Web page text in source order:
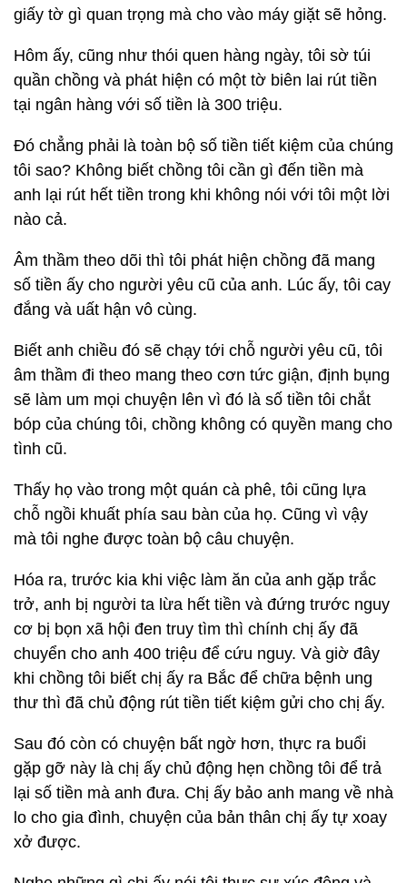
giấy tờ gì quan trọng mà cho vào máy giặt sẽ hỏng.
Hôm ấy, cũng như thói quen hàng ngày, tôi sờ túi
quần chồng và phát hiện có một tờ biên lai rút tiền
tại ngân hàng với số tiền là 300 triệu.
Đó chẳng phải là toàn bộ số tiền tiết kiệm của chúng
tôi sao? Không biết chồng tôi cần gì đến tiền mà
anh lại rút hết tiền trong khi không nói với tôi một lời
nào cả.
Âm thầm theo dõi thì tôi phát hiện chồng đã mang
số tiền ấy cho người yêu cũ của anh. Lúc ấy, tôi cay
đắng và uất hận vô cùng.
Biết anh chiều đó sẽ chạy tới chỗ người yêu cũ, tôi
âm thầm đi theo mang theo cơn tức giận, định bụng
sẽ làm um mọi chuyện lên vì đó là số tiền tôi chắt
bóp của chúng tôi, chồng không có quyền mang cho
tình cũ.
Thấy họ vào trong một quán cà phê, tôi cũng lựa
chỗ ngồi khuất phía sau bàn của họ. Cũng vì vậy
mà tôi nghe được toàn bộ câu chuyện.
Hóa ra, trước kia khi việc làm ăn của anh gặp trắc
trở, anh bị người ta lừa hết tiền và đứng trước nguy
cơ bị bọn xã hội đen truy tìm thì chính chị ấy đã
chuyển cho anh 400 triệu để cứu nguy. Và giờ đây
khi chồng tôi biết chị ấy ra Bắc để chữa bệnh ung
thư thì đã chủ động rút tiền tiết kiệm gửi cho chị ấy.
Sau đó còn có chuyện bất ngờ hơn, thực ra buổi
gặp gỡ này là chị ấy chủ động hẹn chồng tôi để trả
lại số tiền mà anh đưa. Chị ấy bảo anh mang về nhà
lo cho gia đình, chuyện của bản thân chị ấy tự xoay
xở được.